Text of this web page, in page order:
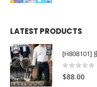
LATEST PRODUCTS
[H808101]
0 out of
$88.00